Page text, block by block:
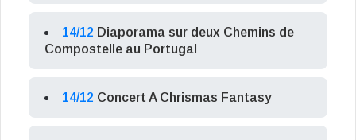
14/12 Diaporama sur deux Chemins de
Compostelle au Portugal
14/12 Concert A Chrismas Fantasy